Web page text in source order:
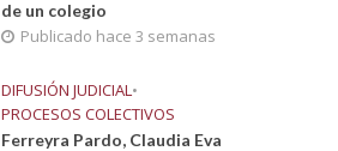
de un colegio
Publicado hace 3 semanas
DIFUSIÓN JUDICIAL•
PROCESOS COLECTIVOS
Ferreyra Pardo, Claudia Eva